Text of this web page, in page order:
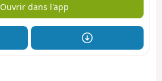
Ouvrir dans l'app